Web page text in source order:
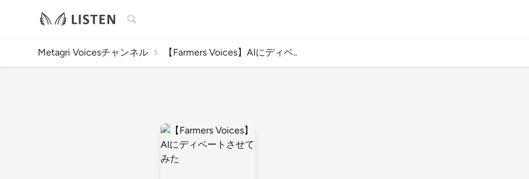
検索
Metagri Voicesチャンネル 【Farmers Voices】AIにディベ..